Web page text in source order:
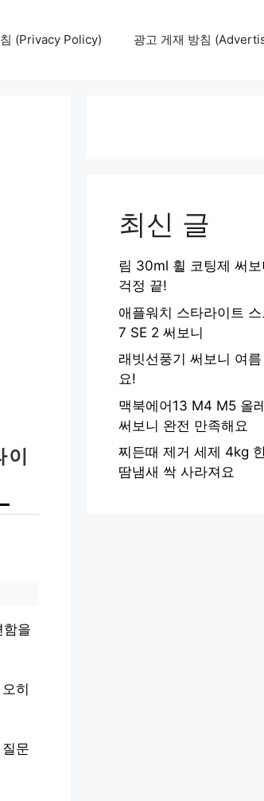
(Privacy Policy) 광고 게재 방침
함을
히
문
최신 글
림 30ml 휠 코팅제 써보
걱정 끝!
애플워치 스타라이트
7 SE 2 써보니
래빗선풍기 써보니 여
요!
맥북에어13 M4 M5 올
써보니 완전 만족해요
찌든때 제거 세제 4kg
땀냄새 싹 사라져요